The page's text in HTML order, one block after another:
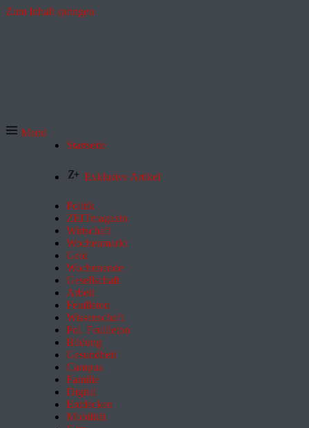
Zum Inhalt springen
Menü
Startseite
Exklusive Artikel
Politik
ZEITmagazin
Wirtschaft
Wochenmarkt
Geld
Wochenende
Gesellschaft
Arbeit
Feuilleton
Wissenschaft
Pol. Feuilleton
Bildung
Gesundheit
Campus
Familie
Digital
Entdecken
Mobilität